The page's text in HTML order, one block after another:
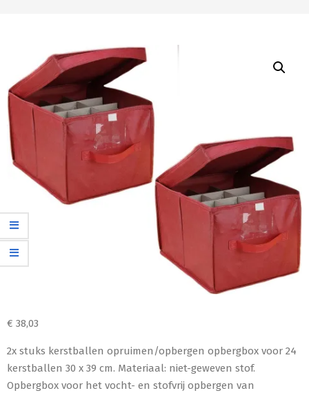
€ 38,03
2x stuks kerstballen opruimen/opbergen opbergbox voor 24
kerstballen 30 x 39 cm. Materiaal: niet-geweven stof.
Opbergbox voor het vocht- en stofvrij opbergen van